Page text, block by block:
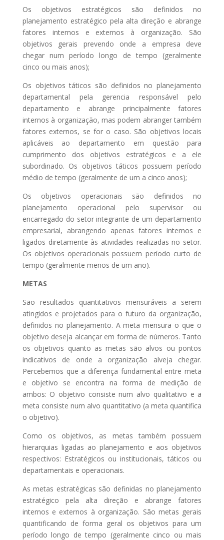
Os objetivos estratégicos são definidos no
planejamento estratégico pela alta direção e abrange
fatores internos e externos à organização. São
objetivos gerais prevendo onde a empresa deve
chegar num período longo de tempo (geralmente
cinco ou mais anos);
Os objetivos táticos são definidos no planejamento
departamental pela gerencia responsável pelo
departamento e abrange principalmente fatores
internos à organização, mas podem abranger também
fatores externos, se for o caso. São objetivos locais
aplicáveis ao departamento em questão para
cumprimento dos objetivos estratégicos e a ele
subordinado. Os objetivos táticos possuem período
médio de tempo (geralmente de um a cinco anos);
Os objetivos operacionais são definidos no
planejamento operacional pelo supervisor ou
encarregado do setor integrante de um departamento
empresarial, abrangendo apenas fatores internos e
ligados diretamente às atividades realizadas no setor.
Os objetivos operacionais possuem período curto de
tempo (geralmente menos de um ano).
METAS
São resultados quantitativos mensuráveis a serem
atingidos e projetados para o futuro da organização,
definidos no planejamento. A meta mensura o que o
objetivo deseja alcançar em forma de números. Tanto
os objetivos quanto as metas são alvos ou pontos
indicativos de onde a organização alveja chegar.
Percebemos que a diferença fundamental entre meta
e objetivo se encontra na forma de medição de
ambos: O objetivo consiste num alvo qualitativo e a
meta consiste num alvo quantitativo (a meta quantifica
o objetivo).
Como os objetivos, as metas também possuem
hierarquias ligadas ao planejamento e aos objetivos
respectivos: Estratégicos ou institucionais, táticos ou
departamentais e operacionais.
As metas estratégicas são definidas no planejamento
estratégico pela alta direção e abrange fatores
internos e externos à organização. São metas gerais
quantificando de forma geral os objetivos para um
período longo de tempo (geralmente cinco ou mais